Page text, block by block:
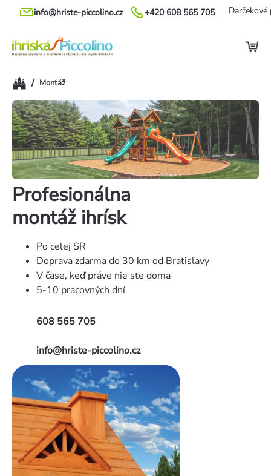
Prejsť
+420 608 565 705
info@hriste-piccolino.cz Darčekové
Domov
/ Montáž
Profesionálna
montáž ihrísk
Po celej SR
Doprava zdarma do 30 km od Bratislavy
V čase, keď práve nie ste doma
5-10 pracovných dní
608 565 705
info@hriste-piccolino.cz